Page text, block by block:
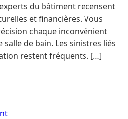
du bâtiment recensent
et financières. Vous
chaque inconvénient
de bain. Les sinistres liés
restent fréquents. […]